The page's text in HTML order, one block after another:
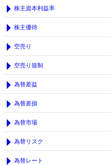
株主資本利益率
株主優待
空売り
空売り規制
為替差益
為替差損
為替市場
為替リスク
為替レート